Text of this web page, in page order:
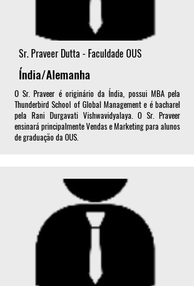
Sr. Praveer Dutta - Faculdade OUS
Índia/Alemanha
O Sr. Praveer é originário da Índia, possui MBA pela
Thunderbird School of Global Management e é bacharel
pela Rani Durgavati Vishwavidyalaya. O Sr. Praveer
ensinará principalmente Vendas e Marketing para alunos
de graduação da OUS.